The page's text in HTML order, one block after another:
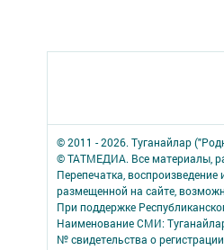
© 2011 - 2026. Туганайлар
© ТАТМЕДИА. Все материалы,
Перепечатка,
размещенной на сайте,
При поддержке
Наименование СМИ:
№ свидетельства о